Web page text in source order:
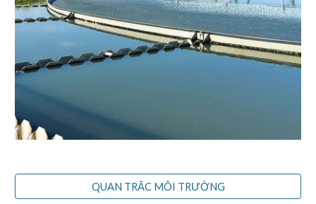
QUAN TRẮC MÔI TRƯỜNG